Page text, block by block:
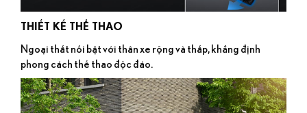
THIẾT KẾ THỂ THAO
Ngoại thất nổi bật với thân xe rộng và thấp, khẳng định
phong cách thể thao độc đáo.